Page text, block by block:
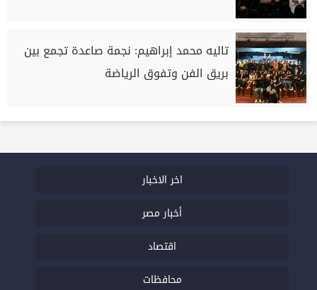
تاليه محمد إبراهيم: نجمة صاعدة تجمع بين
بريق الفن وتفوق الرياضة
اخر الاخبار
أخبار مصر
اقتصاد
محافظات